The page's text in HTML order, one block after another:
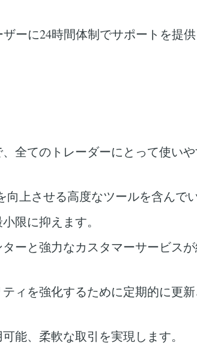
ーに24時間体制でサポートを提供
全てのトレーダーにとって使い
向上させる高度なツールを含んでい
限に抑えます。
ーと強力なカスタマーサービス
ィを強化するために定期的に更新
能、柔軟な取引を実現します。